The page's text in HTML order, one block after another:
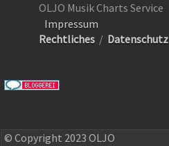
OLJO Musik Charts Service
Impressum
Rechtliches / Datenschutz
© Copyright 2023 OLJO